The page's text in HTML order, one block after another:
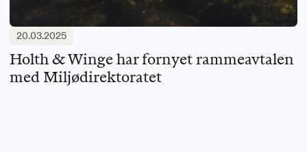
20.03.2025
Holth & Winge har fornyet rammeavtalen
med Miljødirektoratet